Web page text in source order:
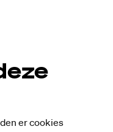
er cookies